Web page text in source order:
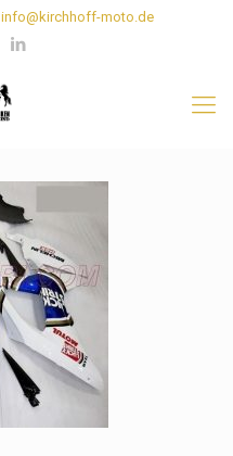
info@kirchhoff-moto.de